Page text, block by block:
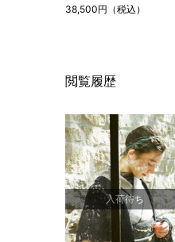
38,500円（税込）
閲覧履歴
入荷待ち